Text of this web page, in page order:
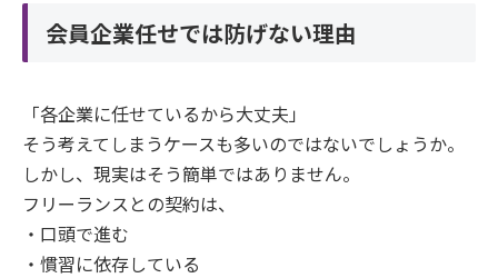
会員企業任せでは防げない理由
「各企業に任せているから大丈夫」
そう考えてしまうケースも多いのではないでしょうか。
しかし、現実はそう簡単ではありません。
フリーランスとの契約は、
・口頭で進む
・慣習に依存している